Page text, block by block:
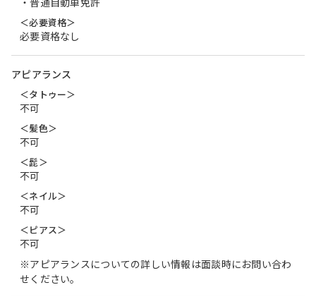
＜必要資格＞
必要資格なし
アピアランス
＜タトゥー＞
不可
＜髪色＞
不可
＜髭＞
不可
＜ネイル＞
不可
＜ピアス＞
不可
※アピアランスについての詳しい情報は面談時にお問い合わ
せください。